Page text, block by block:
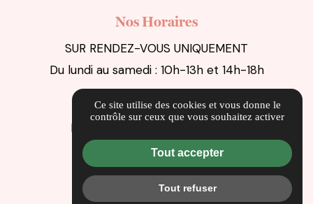
Nos Horaires
SUR RENDEZ-VOUS UNIQUEMENT
Du lundi au samedi : 10h-13h et 14h-18h
Liens Utiles
Informations complémentaires
Mentions légales
Politique de confidentialité
Flux RSS
Ce site utilise des cookies et vous donne le
contrôle sur ceux que vous souhaitez activer
Tout accepter
Tout refuser